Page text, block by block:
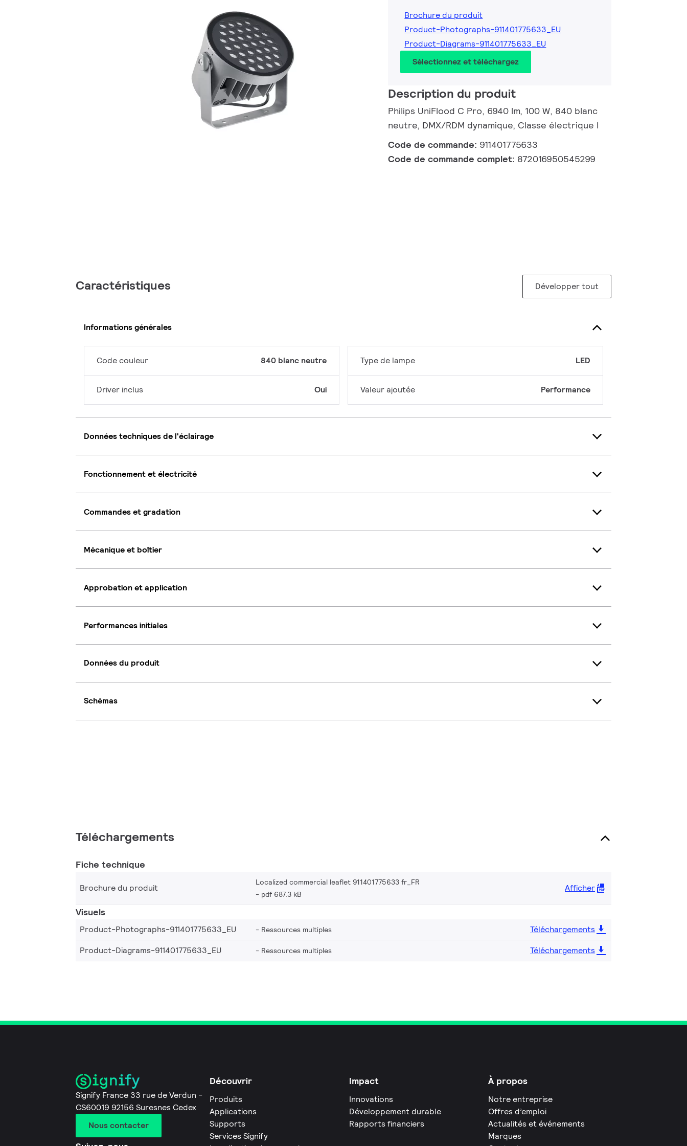
Brochure du produit
Product-Photographs-911401775633_EU
Product-Diagrams-911401775633_EU
Sélectionnez et téléchargez
Description du produit
Philips UniFlood C Pro, 6940 lm, 100 W, 840 blanc
neutre, DMX/RDM dynamique, Classe électrique I
Code de commande: 911401775633
Code de commande complet: 872016950545299
Caractéristiques Développer tout
Informations générales
Code couleur 840 blanc neutre
Driver inclus Oui
Type de lampe LED
Valeur ajoutée Performance
Données techniques de l'éclairage
Fonctionnement et électricité
Commandes et gradation
Mécanique et boîtier
Approbation et application
Performances initiales
Données du produit
Schémas
Téléchargements
Fiche technique
Brochure du produit
Localized commercial leaflet 911401775633 fr_FR
pdf 687.3 kB
Afficher
Visuels
Product-Photographs-911401775633_EU Ressources multiples
Téléchargements
Product-Diagrams-911401775633_EU
Ressources multiples Téléchargements
Signify France 33 rue de Verdun -
CS60019 92156 Suresnes Cedex
Nous contacter
Découvrir
Produits
Applications
Supports
Services Signify
Impact
Innovations
Développement durable
Rapports financiers
À propos
Notre entreprise
Offres d’emploi
Actualités et événements
Marques